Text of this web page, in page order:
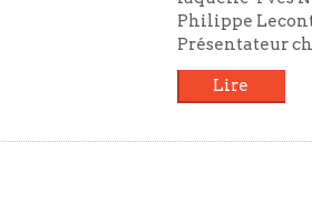
Philippe
Présentateur
Lire